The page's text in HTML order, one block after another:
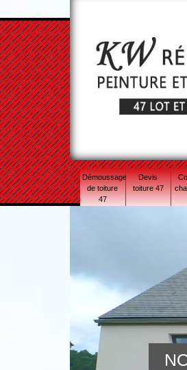
Démoussage
de toiture
47
Devis
toiture 47